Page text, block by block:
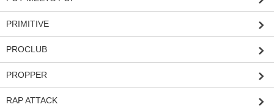
PRIMITIVE
PROCLUB
PROPPER
RAP ATTACK